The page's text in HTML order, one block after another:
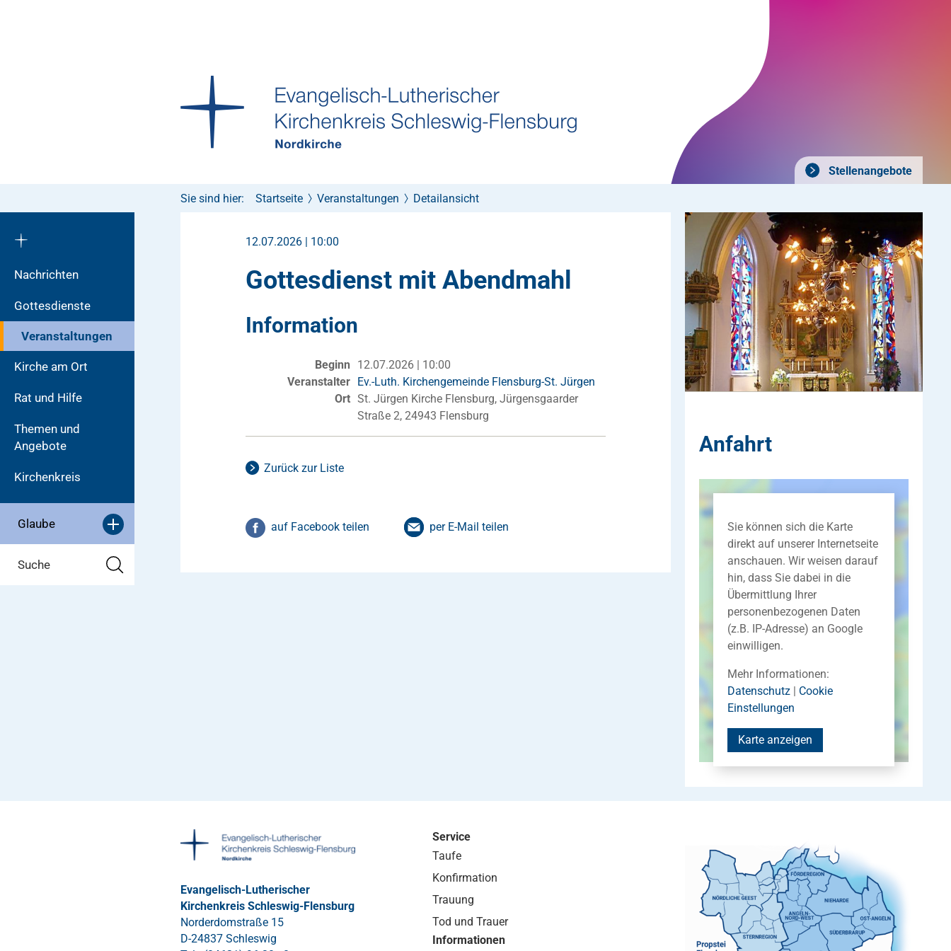
Stellenangebote
Nachrichten
Gottesdienste
Veranstaltungen
Kirche am Ort
Rat und Hilfe
Themen und
Angebote
Kirchenkreis
Glaube
Suche
Sie sind hier: Startseite Veranstaltungen Detailansicht
12.07.2026 | 10:00
Gottesdienst mit Abendmahl
Information
Beginn
12.07.2026 | 10:00
Veranstalter Ev.-Luth. Kirchengemeinde Flensburg-St. Jürgen
Ort St. Jürgen Kirche Flensburg, Jürgensgaarder
Straße 2, 24943 Flensburg
Zurück zur Liste
auf Facebook teilen per E-Mail teilen
Anfahrt
Sie können sich die Karte
direkt auf unserer Internetseite
anschauen. Wir weisen darauf
hin, dass Sie dabei in die
Übermittlung Ihrer
personenbezogenen Daten
(z.B. IP-Adresse) an Google
einwilligen.
Mehr Informationen:
Datenschutz| Cookie
Einstellungen
Karte anzeigen
Evangelisch-Lutherischer
Kirchenkreis Schleswig-Flensburg
Norderdomstraße 15
D-24837 Schleswig
Service
Taufe
Konfirmation
Trauung
Tod und Trauer
Informationen